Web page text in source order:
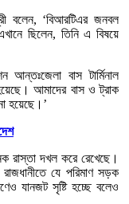
বলেন, ‘বিআরটিএর জনবল
ছিলেন, তিনি এ বিষয়ে
বাস টার্মিনাল
আমাদের বাস ও ট্রাক
হয়েছে।’
রাস্তা দখল করে রেখেছে।
যে পরিমাণ সড়ক
যানজট সৃষ্টি হচ্ছে বলেও